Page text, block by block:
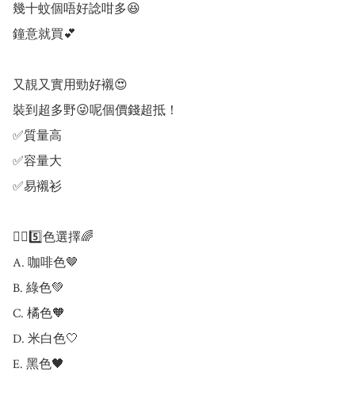
幾十蚊個唔好諗咁多😆
鐘意就買💕
又靚又實用勁好襯😍
裝到超多野😜呢個價錢超抵！
✅質量高
✅容量大
✅易襯衫
❤️‍🔥5️⃣色選擇🌈
A. 咖啡色🤎
B. 綠色💚
C. 橘色🧡
D. 米白色🤍
E. 黑色🖤